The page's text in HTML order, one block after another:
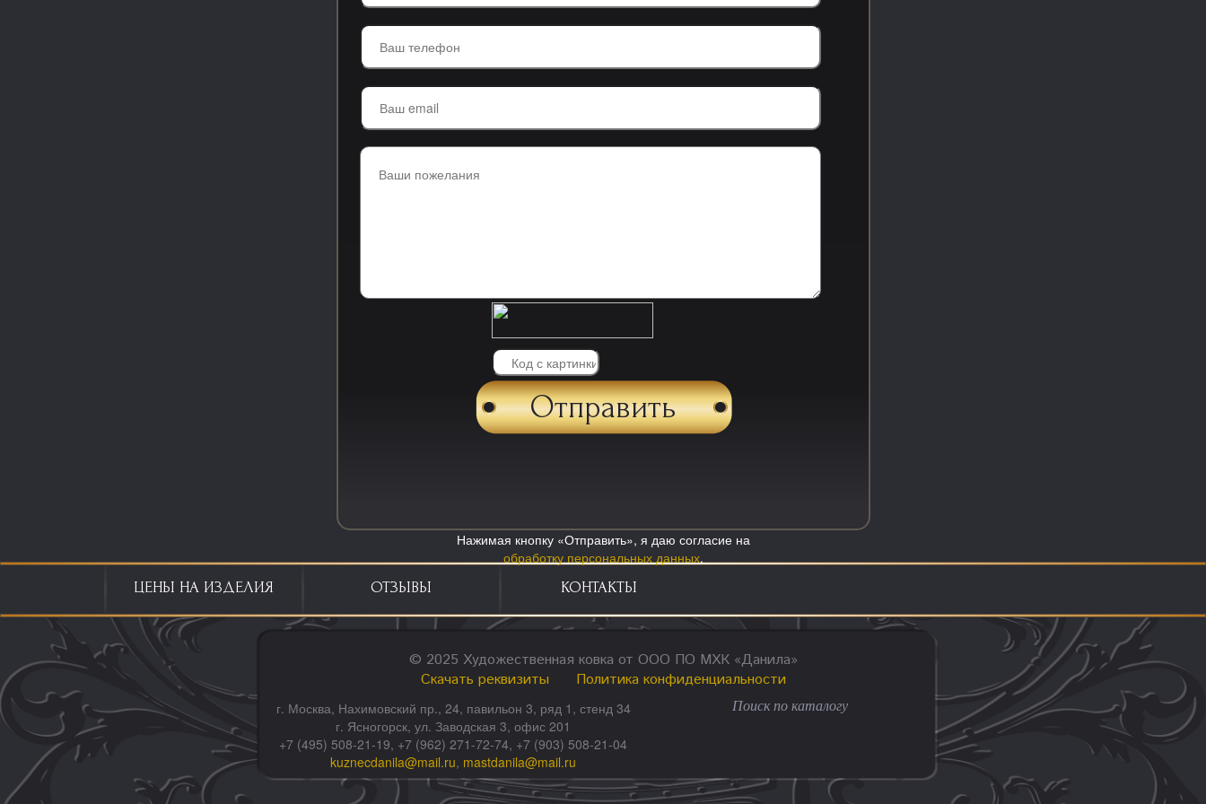
Нажимая кнопку «Отправить», я даю согласие на
обработку персональных данных.
ЦЕНЫ НА ИЗДЕЛИЯ ОТЗЫВЫ КОНТАКТЫ
© 2025 Художественная ковка от ООО ПО МХК «Данила»
Скачать реквизиты
Политика конфиденциальности
г. Москва, Нахимовский пр., 24, павильон 3, ряд 1, стенд 34
г. Ясногорск, ул. Заводская 3, офис 201
+7 (495) 508-21-19, +7 (962) 271-72-74, +7 (903) 508-21-04
kuznecdanila@mail.ru, mastdanila@mail.ru